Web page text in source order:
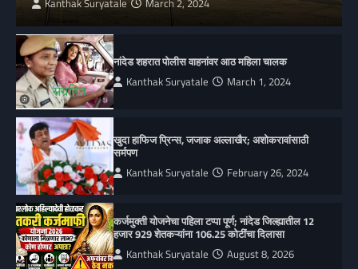
Kanthak Suryatale March 2, 2024
नांदेड शहरात पोलीस वाहनांवर आठ महिला चालक
Kanthak Suryatale March 1, 2024
खुदा हाफिज प्रिन्स, जजाक अल्लाखैर; अशोकरावांसाठी
सर्मपण
Kanthak Suryatale February 26, 2024
कर्जमुक्ती योजनेचा पहिला टप्पा पूर्ण; नांदेड जिल्ह्यातील 12
हजार 929 शेतकऱ्यांना 106.25 कोटींचा दिलासा
Kanthak Suryatale August 8, 2026